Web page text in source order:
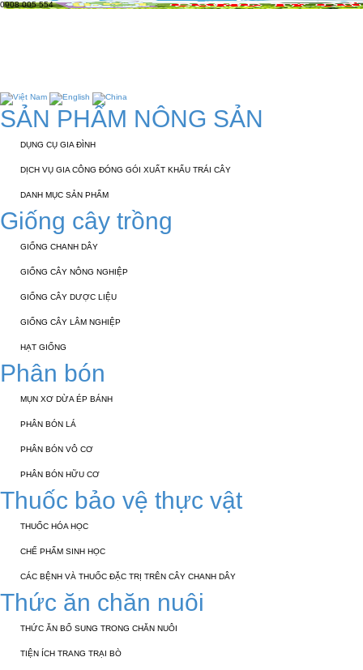
0908 005 554
SẢN PHẨM NÔNG SẢN
DỤNG CỤ GIA ĐÌNH
DỊCH VỤ GIA CÔNG ĐÓNG GÓI XUẤT KHẨU TRÁI CÂY
DANH MỤC SẢN PHẨM
Giống cây trồng
GIỐNG CHANH DÂY
GIỐNG CÂY NÔNG NGHIỆP
GIỐNG CÂY DƯỢC LIỆU
GIỐNG CÂY LÂM NGHIỆP
HẠT GIỐNG
Phân bón
MỤN XƠ DỪA ÉP BÁNH
PHÂN BÓN LÁ
PHÂN BÓN VÔ CƠ
PHÂN BÓN HỮU CƠ
Thuốc bảo vệ thực vật
THUỐC HÓA HỌC
CHẾ PHẨM SINH HỌC
CÁC BỆNH VÀ THUỐC ĐẶC TRỊ TRÊN CÂY CHANH DÂY
Thức ăn chăn nuôi
THỨC ĂN BỔ SUNG TRONG CHĂN NUÔI
TIỆN ÍCH TRANG TRẠI BÒ